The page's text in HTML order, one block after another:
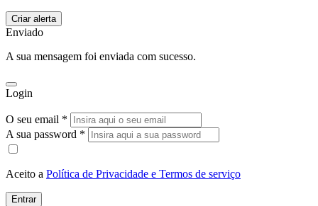
Enviado
A sua mensagem foi enviada com sucesso.
Login
O seu email *
A sua password *
Aceito a Política de Privacidade e Termos de serviço
Entrar